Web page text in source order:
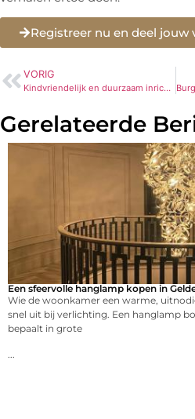
Registreer nu en deel jouw
VORIG
Kindvriendelijk en duurzaam inrichten
Gerelateerde
Een sfeervolle hanglamp kopen in
Wie de woonkamer een warme,
snel uit bij verlichting. Een hanglamp
bepaalt in grote